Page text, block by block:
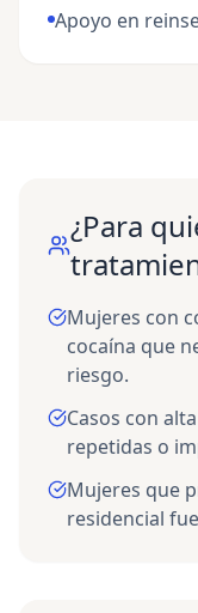
Apoyo en
¿Para
Mujeres con
cocaína que
riesgo.
Casos con
repetidas o
Mujeres que
residencial